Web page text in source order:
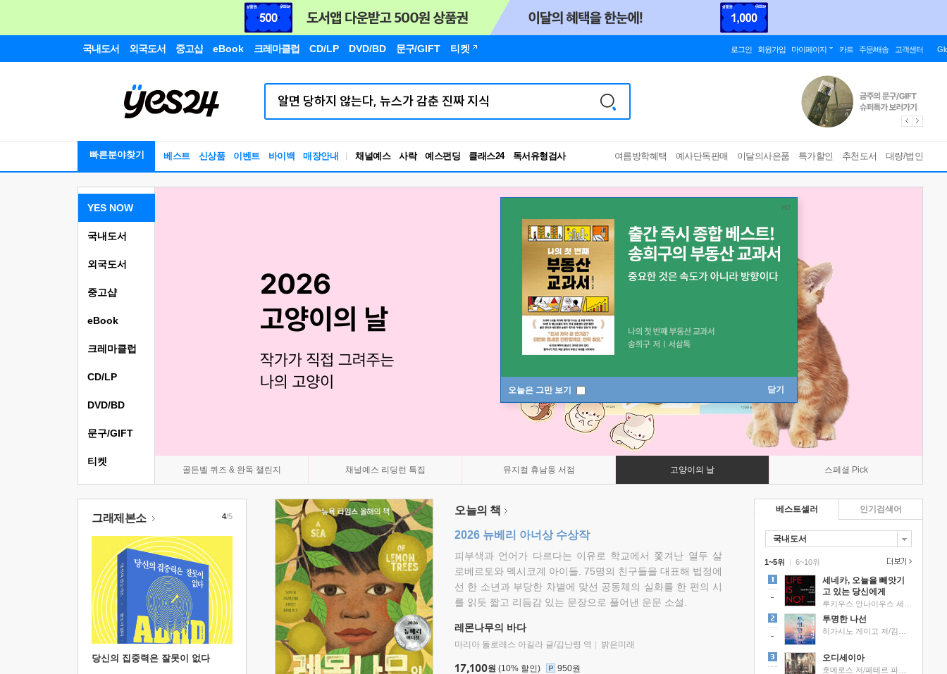
국내도서 외국도서 중고샵 eBook 크레마클럽 CD/LP DVD/BD 문구/GIFT 티켓 로그인 회원가입 마이페이지 카트 주문/배송 고객센터
빠른분야찾기 베스트 신상품 이벤트 바이백 매장안내 채널예스 사락 예스펀딩 클래스24
독서유형검사
RBTI Lab
독서유형검사
여름방학혜택 예사단독판매 이달의사은품 특가할인 추천도서 대량/법인
오늘은 그만 보기 닫기
YES NOW
골든벨 퀴즈 & 완독 챌린지 채널예스 리딩런 특집 뮤지컬 휴남동 서점 고양이의 날 스페셜 Pick
국내도서
외국도서
중고샵
eBook
크레마클럽
CD/LP
DVD/BD
문구/GIFT
티켓
그래제본소
당신의 집중력은 잘못이 없다
4/5 오늘의 책
2026 뉴베리 아너상 수상작
피부색과 언어가 다르다는 이유로 학교에서 쫓겨난 열두 살
로베르토와 멕시코계 아이들. 75명의 친구들을 대표해 법정에
선 한 소년과 부당한 차별에 맞선 공동체의 실화를 한 편의 시
를 읽듯 짧고 리듬감 있는 문장으로 풀어낸 운문 소설.
레몬나무의 바다
마리아 돌로레스 아길라 글/김난령 역 밝은미래
17,100원 (10% 할인) 950원
베스트셀러
국내도서
1~5위 |
세네카, 오늘을 빼앗기
고 있는 당신에게
투명한 나선
오디세이아
6~10위
인기검색어